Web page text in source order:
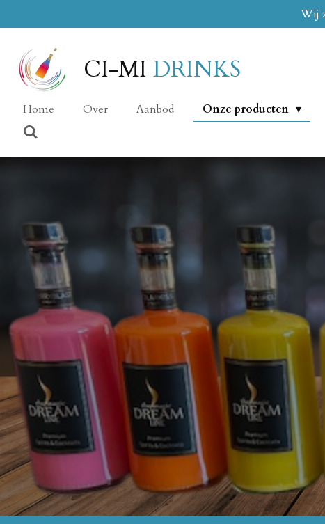
direct
de
hoofdinhoud
Wij
CI-MI DRINKS
Home Over Aanbod Onze producten